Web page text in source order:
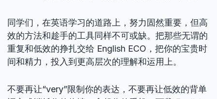
同学们，在英语学习的道路上，努力固然重要，但高
效的方法和趁手的工具同样不可或缺。把那些无谓的
重复和低效的挣扎交给 English ECO，把你的宝贵时
间和精力，投入到更高层次的理解和运用上。
不要再让“very”限制你的表达，不要再让低效的背单